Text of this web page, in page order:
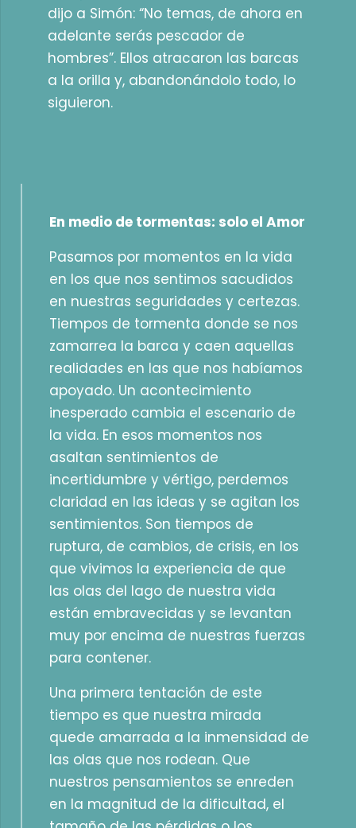
dijo a Simón: “No temas, de ahora en
adelante serás pescador de
hombres”. Ellos atracaron las barcas
a la orilla y, abandonándolo todo, lo
siguieron.
En medio de tormentas: solo el Amor
Pasamos por momentos en la vida
en los que nos sentimos sacudidos
en nuestras seguridades y certezas.
Tiempos de tormenta donde se nos
zamarrea la barca y caen aquellas
realidades en las que nos habíamos
apoyado. Un acontecimiento
inesperado cambia el escenario de
la vida. En esos momentos nos
asaltan sentimientos de
incertidumbre y vértigo, perdemos
claridad en las ideas y se agitan los
sentimientos. Son tiempos de
ruptura, de cambios, de crisis, en los
que vivimos la experiencia de que
las olas del lago de nuestra vida
están embravecidas y se levantan
muy por encima de nuestras fuerzas
para contener.
Una primera tentación de este
tiempo es que nuestra mirada
quede amarrada a la inmensidad de
las olas que nos rodean. Que
nuestros pensamientos se enreden
en la magnitud de la dificultad, el